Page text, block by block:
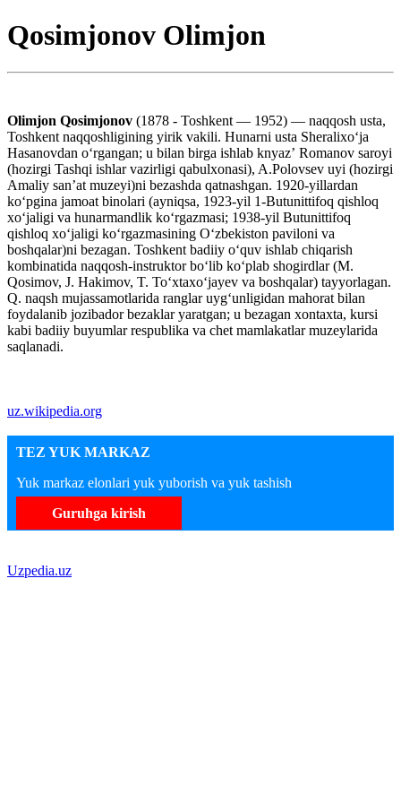
Qosimjonov Olimjon
Olimjon Qosimjonov (1878 - Toshkent — 1952) — naqqosh usta,
Toshkent naqqoshligining yirik vakili. Hunarni usta Sheralixoʻja
Hasanovdan oʻrgangan; u bilan birga ishlab knyazʼ Romanov saroyi
(hozirgi Tashqi ishlar vazirligi qabulxonasi), A.Polovsev uyi (hozirgi
Amaliy sanʼat muzeyi)ni bezashda qatnashgan. 1920-yillardan
koʻpgina jamoat binolari (ayniqsa, 1923-yil 1-Butunittifoq qishloq
xoʻjaligi va hunarmandlik koʻrgazmasi; 1938-yil Butunittifoq
qishloq xoʻjaligi koʻrgazmasining Oʻzbekiston paviloni va
boshqalar)ni bezagan. Toshkent badiiy oʻquv ishlab chiqarish
kombinatida naqqosh-instruktor boʻlib koʻplab shogirdlar (M.
Qosimov, J. Hakimov, T. Toʻxtaxoʻjayev va boshqalar) tayyorlagan.
Q. naqsh mujassamotlarida ranglar uygʻunligidan mahorat bilan
foydalanib jozibador bezaklar yaratgan; u bezagan xontaxta, kursi
kabi badiiy buyumlar respublika va chet mamlakatlar muzeylarida
saqlanadi.
uz.wikipedia.org
TEZ YUK MARKAZ
Yuk markaz elonlari yuk yuborish va yuk tashish
Guruhga kirish
Uzpedia.uz